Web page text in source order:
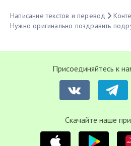
Написание текстов и перевод
Нужно оригинально поздравить
Присоединяйтесь к
Cкачайте наше